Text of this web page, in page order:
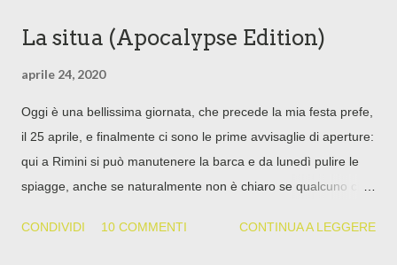
La situa (Apocalypse Edition)
aprile 24, 2020
Oggi è una bellissima giornata, che precede la mia festa prefe,
il 25 aprile, e finalmente ci sono le prime avvisaglie di aperture:
qui a Rimini si può manutenere la barca e da lunedì pulire le
spiagge, anche se naturalmente non è chiaro se qualcuno ci
uscire rigorosamente da soli, al massimo in famiglia, e mai,
CONDIVIDI 10 COMMENTI CONTINUA A LEGGERE